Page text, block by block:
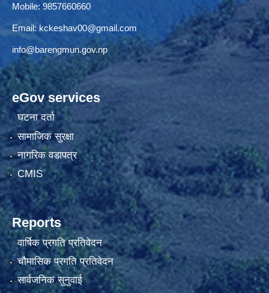
Mobile: 9857660660
Email: kckeshav00@gmail.com
info@barengmun.gov.np
eGov services
घटना दर्ता
सामाजिक सुरक्षा
नागरिक वडापत्र
CMIS
Reports
वार्षिक प्रगति प्रतिवेदन
चौमासिक प्रगति प्रतिवेदन
सार्वजनिक सुनुवाई